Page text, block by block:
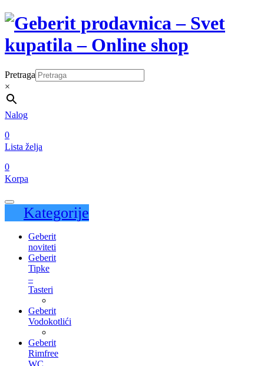
Pretraga
×
Nalog
0
Lista želja
0
Korpa
Kategorije
Geberit
noviteti
Geberit
Tipke
–
Tasteri
Geberit
Vodokotlići
Geberit
Rimfree
WC